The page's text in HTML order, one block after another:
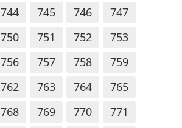
744 745 746
747
750 751 752
753
756 757 758
759
762 763 764
765
768 769 770
771